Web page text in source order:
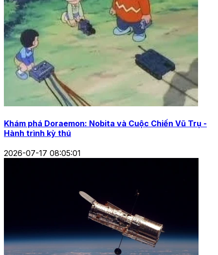
Khám phá Doraemon: Nobita và Cuộc Chiến Vũ Trụ -
Hành trình kỳ thú
2026-07-17 08:05:01